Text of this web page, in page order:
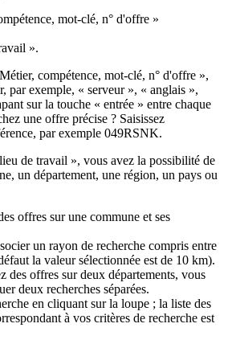
mot-clé, n° d'offre »
».
compétence, mot-clé, n° d'offre »,
par exemple, « serveur », « anglais »,
sur la touche « entrée » entre chaque
une offre précise ? Saisissez
par exemple 049RSNK.
de travail », vous avez la possibilité de
un département, une région, un pays ou
offres sur une commune et ses
un rayon de recherche compris entre
la valeur sélectionnée est de 10 km).
des offres sur deux départements, vous
deux recherches séparées.
en cliquant sur la loupe ; la liste des
à vos critères de recherche est